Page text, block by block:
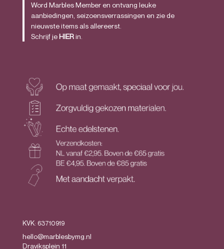
Word Marbles Member en ontvang leuke
aanbiedingen, seizoensverrassingen en zie de
nieuwste items als allereerst.
Schrijf jeHIERin.
KVK: 63710919
hello@marblesbymg.nl
Draviksplein 11